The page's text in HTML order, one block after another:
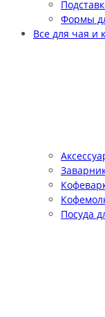
Формы
Все для чая и
Посуда